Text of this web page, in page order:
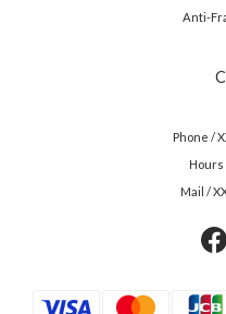
Anti-
Phone /
Hours
Mail /